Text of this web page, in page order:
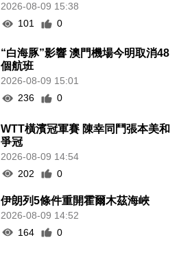
2026-08-09 15:38
101
0
“白海豚”影響 澳門機場今明取消48
個航班
2026-08-09 15:01
236
0
WTT橫濱冠軍賽 陳幸同鬥張本美和
爭冠
2026-08-09 14:54
202
0
伊朗列5條件重開霍爾木茲海峽
2026-08-09 14:52
164
0